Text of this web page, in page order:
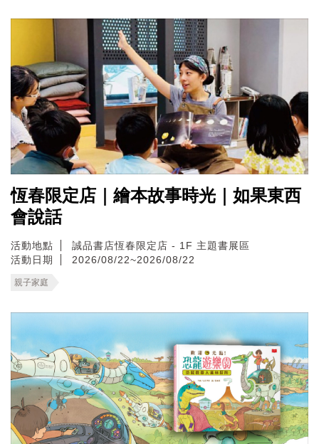
恆春限定店｜繪本故事時光｜如果東西
會說話
活動地點
誠品書店恆春限定店 - 1F 主題書展區
活動日期
2026/08/22~2026/08/22
親子家庭